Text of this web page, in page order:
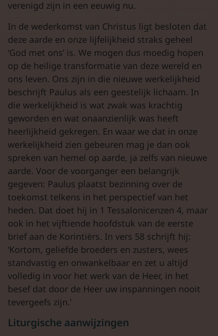
verenigd zijn in een eeuwig nu.
In de wederkomst van Christus ligt besloten dat
deze aarde en onze lijfelijkheid straks geheel
‘God met ons’ is. We mogen dus moedig hopen
op de heilige transformatie van deze wereld en
ons leven. Ons zijn in die nieuwe werkelijkheid
beschrijft Paulus als een geestelijk lichaam. In
die werkelijkheid is wat zwak was krachtig
geworden en wat onaanzienlijk was heeft
heerlijkheid gekregen. En waar we dat in onze
werkelijkheid zien gebeuren mag je dan ook
spreken van hemel op aarde, ja zelfs van nieuwe
aarde. Voor de voorganger een belangrijk
gegeven: Paulus plaatst bezinning over de
toekomst telkens in het perspectief van het
heden. Dat doet hij in 1 Tessalonicenzen 4, maar
ook in het vijftiende hoofdstuk van de eerste
brief aan de Korintiërs. In vers 58 schrijft hij:
‘Kortom, geliefde broeders en zusters, wees
standvastig en onwankelbaar en zet u altijd
volledig in voor het werk van de Heer, in het
besef dat door de Heer uw inspanningen nooit
tevergeefs zijn.’
Liturgische aanwijzingen